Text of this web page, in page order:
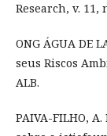
Research, v. 11,
ONG ÁGUA DE
seus Riscos
ALB.
PAIVA-FILHO, A.